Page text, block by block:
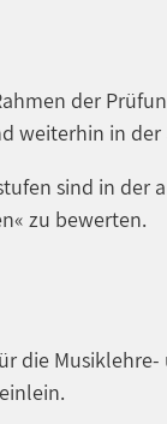
der
weiterhin in
sind in
zu bewerten.
die